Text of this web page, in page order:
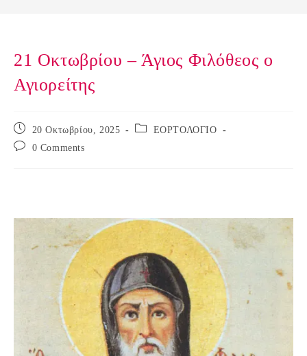
21 Οκτωβρίου – Άγιος Φιλόθεος ο
Αγιορείτης
Post
published:
20 Οκτωβρίου, 2025
Post
ΕΟΡΤΟΛΟΓΙΟ
Post
0 Comments